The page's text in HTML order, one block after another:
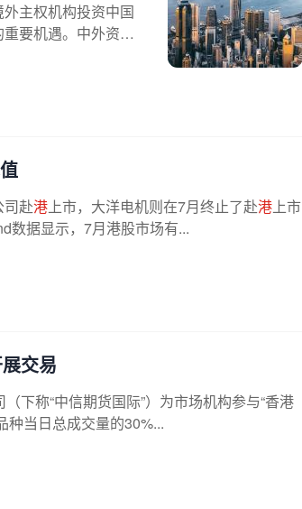
主权机构投资中国
要机遇。中外资机
赴港上市，大洋电机则在7月终止了赴港上市
数据显示，7月港股市场有...
交易
下称“中信期货国际”）为市场机构参与“香港
种当日总成交量的30%...